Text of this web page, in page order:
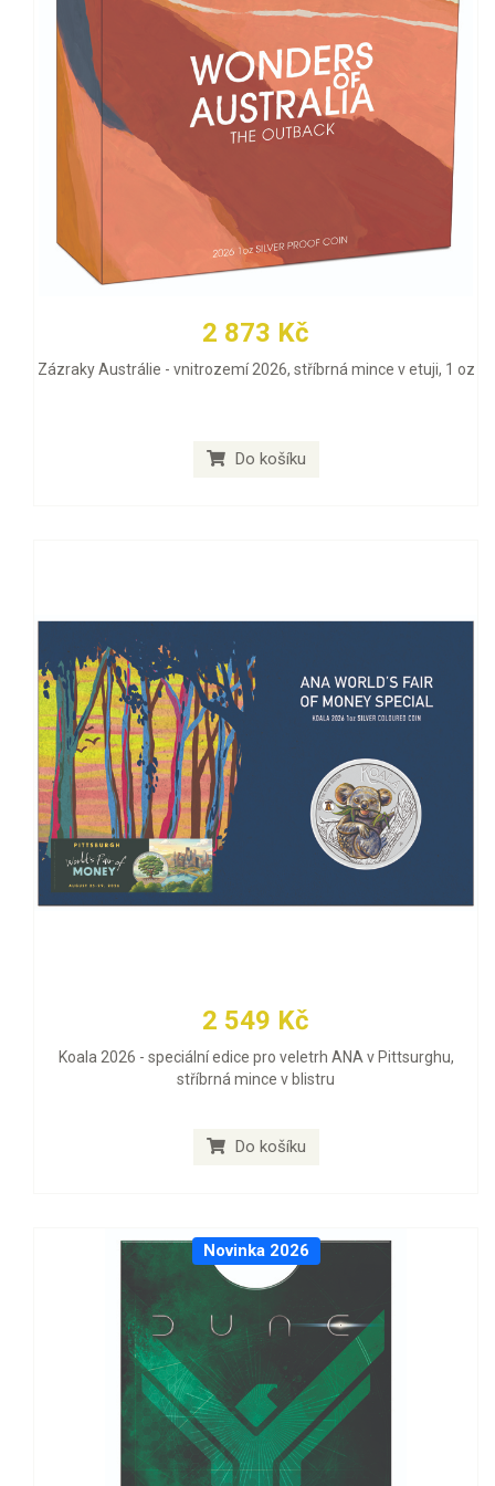
2 873 Kč
Zázraky Austrálie - vnitrozemí 2026, stříbrná mince v etuji, 1 oz
Do košíku
2 549 Kč
Koala 2026 - speciální edice pro veletrh ANA v Pittsurghu,
stříbrná mince v blistru
Do košíku
Novinka 2026